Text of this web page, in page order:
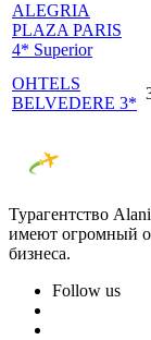
ALEGRIA
PLAZA PARIS
4* Superior
OHTELS
BELVEDERE 3*
Турагентство
имеют огромный
бизнеса.
Follow us